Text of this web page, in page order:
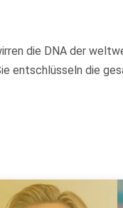
die DNA der
entschlüsseln die